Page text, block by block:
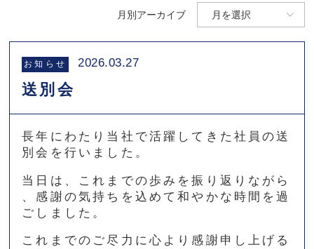
月別アーカイブ
お知らせ 2026.03.27
送別会
長年にわたり当社で活躍してきた社員の送
別会を行いました。
当日は、これまでの歩みを振り返りながら
、感謝の気持ちを込めて和やかな時間を過
ごしました。
これまでのご尽力に心より感謝申し上げる